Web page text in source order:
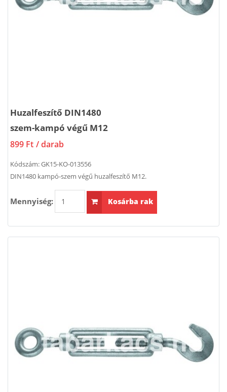
Huzalfeszítő DIN1480
szem-kampó végű M12
899 Ft / darab
Kódszám:GK15-KO-013556
DIN1480 kampó-szem végű huzalfeszítő M12.
Mennyiség: Kosárba rak